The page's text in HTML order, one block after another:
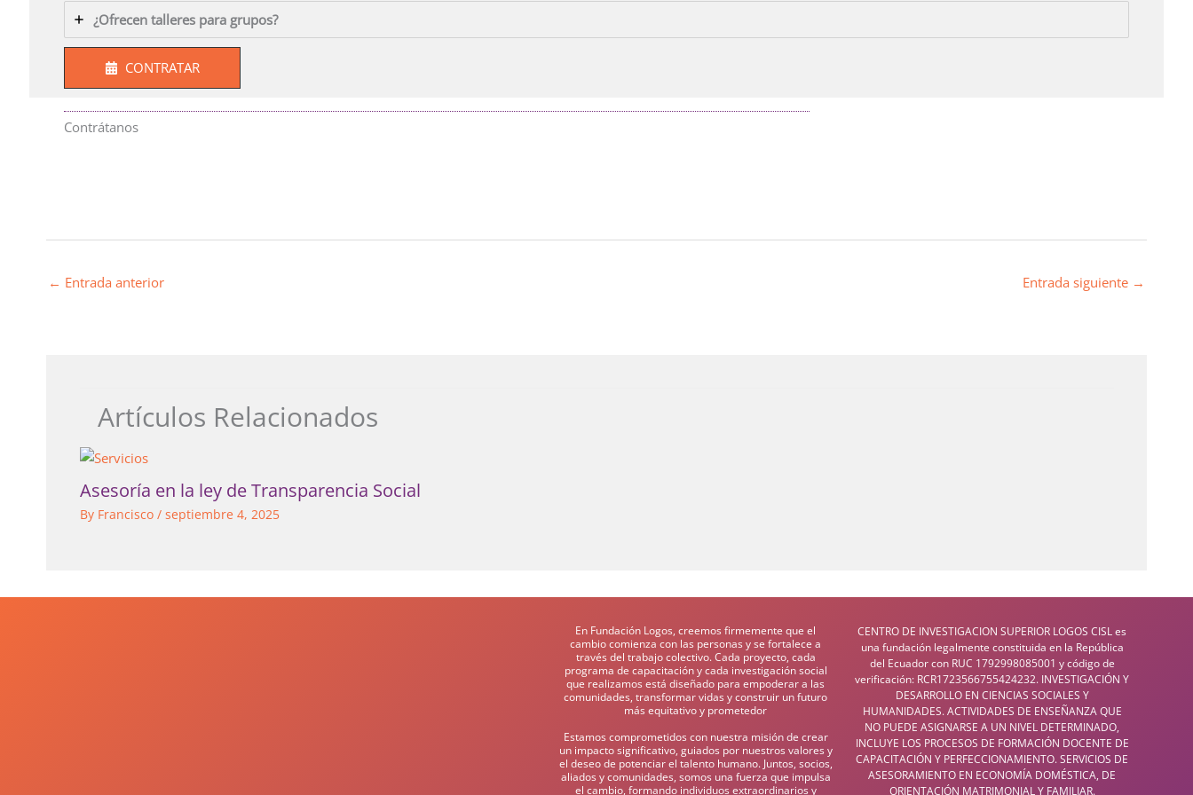
¿Ofrecen talleres para grupos?
CONTRATAR
Contrátanos
← Entrada anterior Entrada siguiente →
Artículos Relacionados
Asesoría en la ley de Transparencia Social
By Francisco / septiembre 4, 2025
En Fundación Logos, creemos firmemente que el
cambio comienza con las personas y se fortalece a
través del trabajo colectivo. Cada proyecto, cada
programa de capacitación y cada investigación social
que realizamos está diseñado para empoderar a las
comunidades, transformar vidas y construir un futuro
más equitativo y prometedor
Estamos comprometidos con nuestra misión de crear
un impacto significativo, guiados por nuestros valores y
el deseo de potenciar el talento humano. Juntos, socios,
aliados y comunidades, somos una fuerza que impulsa
el cambio, formando individuos extraordinarios y
CENTRO DE INVESTIGACION SUPERIOR LOGOS CISL es
una fundación legalmente constituida en la República
del Ecuador con RUC 1792998085001 y código de
verificación: RCR1723566755424232. INVESTIGACIÓN Y
DESARROLLO EN CIENCIAS SOCIALES Y
HUMANIDADES. ACTIVIDADES DE ENSEÑANZA QUE
NO PUEDE ASIGNARSE A UN NIVEL DETERMINADO,
INCLUYE LOS PROCESOS DE FORMACIÓN DOCENTE DE
CAPACITACIÓN Y PERFECCIONAMIENTO. SERVICIOS DE
ASESORAMIENTO EN ECONOMÍA DOMÉSTICA, DE
ORIENTACIÓN MATRIMONIAL Y FAMILIAR.